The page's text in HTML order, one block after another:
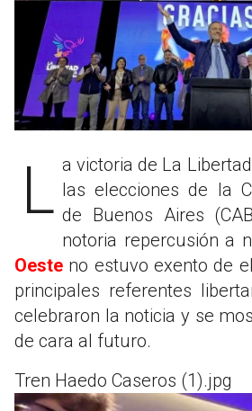
La victoria de La Libertad Avanza (LLA) en las elecciones de la
de Buenos Aires
notoria repercusión a
Oeste no estuvo exento de
principales referentes
celebraron la noticia y se
de cara al futuro.
Tren Haedo Caseros (1).jpg